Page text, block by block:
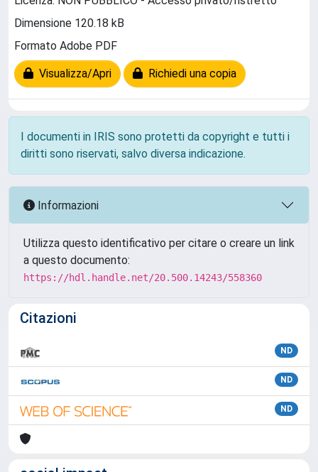
Dimensione 120.18 kB
Formato Adobe PDF
Visualizza/Apri Richiedi una copia
I documenti in IRIS sono protetti da copyright e tutti i
diritti sono riservati, salvo diversa indicazione.
Informazioni
Utilizza questo identificativo per citare o creare un link
a questo documento:
https://hdl.handle.net/20.500.14243/558360
Citazioni
ND
ND
ND